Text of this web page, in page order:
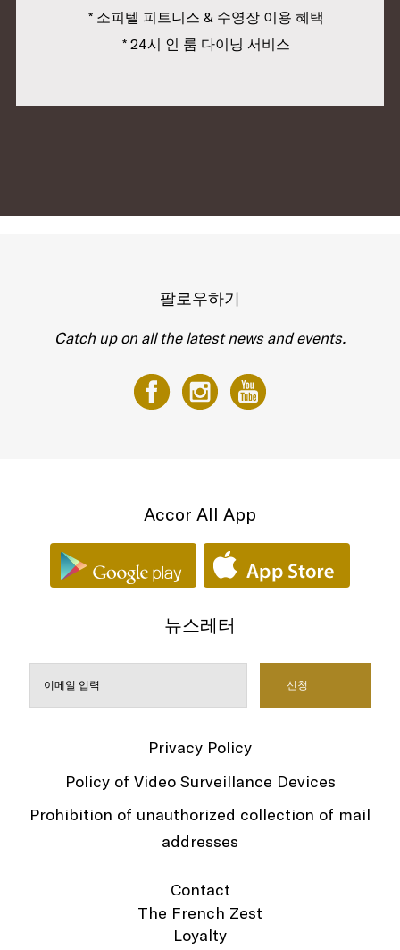
* 소피텔 피트니스 & 수영장 이용 혜택
* 24시 인 룸 다이닝 서비스
팔로우하기
Catch up on all the latest news and events.
Accor All App
뉴스레터
Privacy Policy
Policy of Video Surveillance Devices
Prohibition of unauthorized collection of mail
addresses
Contact
The French Zest
Loyalty